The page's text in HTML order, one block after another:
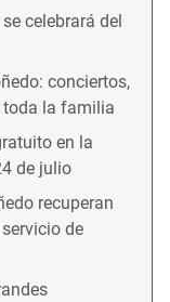
celebrará del
conciertos,
toda la familia
en la
de julio
recuperan
de